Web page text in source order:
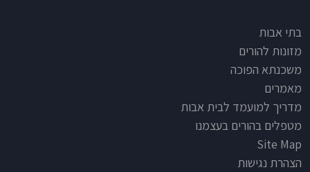
Footer
בתי אבות
מזונות להורים
משכנתא הפוכה
מאמרים
מדריך למועמד לבית אבות
מטפלים בהורים בעצמנו
Site Map
הצהרת נגישות